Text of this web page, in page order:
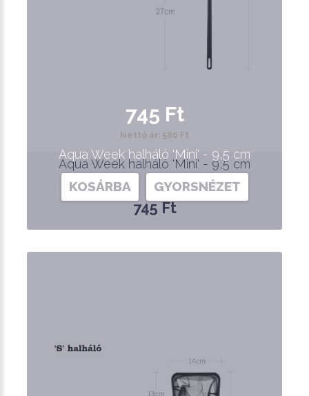
Aqua Week halháló 'Mini' - 9,5 cm
745 Ft
745 Ft
Nettó ár: 586 Ft
Aqua Week halháló 'Mini' - 9,5 cm
KOSÁRBA GYORSNÉZET